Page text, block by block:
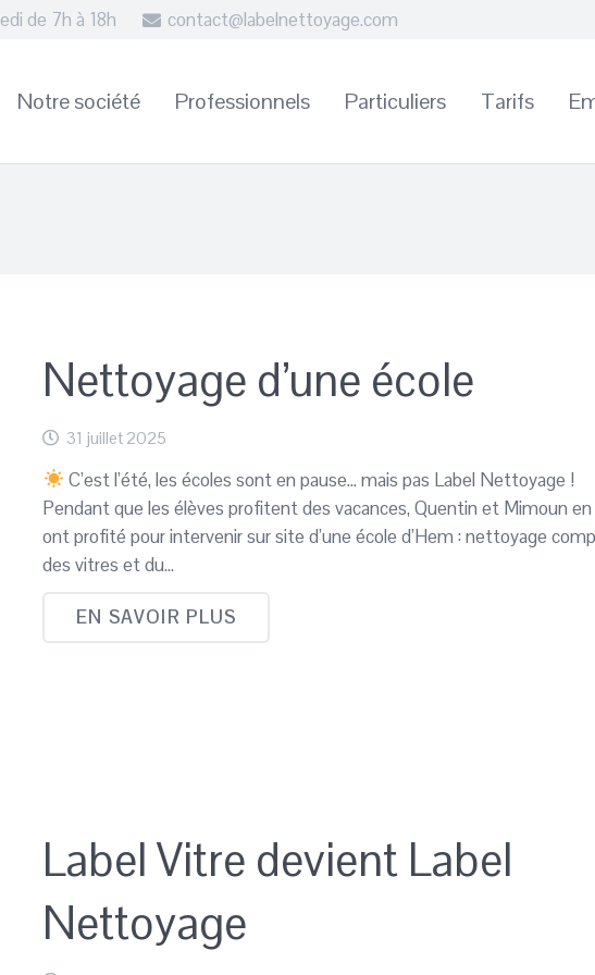
de 7h à 18h contact@labelnettoyage.com
Notre société Professionnels Particuliers Tarifs
Nettoyage d’une école
31 juillet 2025
C’est l’été, les écoles sont en pause… mais pas Label Nettoyage !
Pendant que les élèves profitent des vacances, Quentin et Mimoun en
ont profité pour intervenir sur site d’une école d’Hem : nettoyage
des vitres et du…
EN SAVOIR PLUS
Label Vitre devient Label
Nettoyage